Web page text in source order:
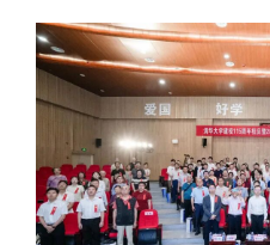
校友讲坛
校友视界
实用信息
总会章程
理事会名单
制度法规